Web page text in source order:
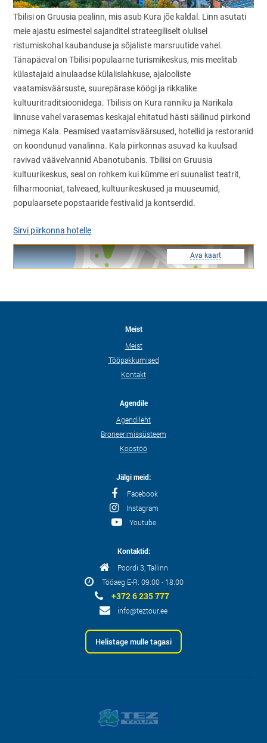
Tbilisi on Gruusia pealinn, mis asub Kura jõe kaldal. Linn asutati
meie ajastu esimestel sajanditel strateegiliselt olulisel
ristumiskohal kaubanduse ja sõjaliste marsruutide vahel.
Tänapäeval on Tbilisi populaarne turismikeskus, mis meelitab
külastajaid ainulaadse külalislahkuse, ajalooliste
vaatamisväärsuste, suurepärase köögi ja rikkalike
kultuuritraditsioonidega. Tbilisis on Kura ranniku ja Narikala
linnuse vahel varasemas keskajal ehitatud hästi säilinud piirkond
nimega Kala. Peamised vaatamisväärsused, hotellid ja restoranid
on koondunud vanalinna. Kala piirkonnas asuvad ka kuulsad
ravivad väävelvannid Abanotubanis. Tbilisi on Gruusia
kultuurikeskus, seal on rohkem kui kümme eri suunalist teatrit,
filharmooniat, talveaed, kultuurikeskused ja muuseumid,
populaarsete popstaaride festivalid ja kontserdid.
Sirvi piirkonna hotelle
Ava kaart
Meist
Meist
Tööpakkumised
Kontakt
Agendile
Agendileht
Broneerimissüsteem
Koostöö
Jälgi meid:
Facebook
Instagram
Youtube
Kontaktid:
Poordi 3, Tallinn
Tööaeg E-R: 09:00 - 18:00
+372 6 235 777
info@teztour.ee
Helistage mulle tagasi